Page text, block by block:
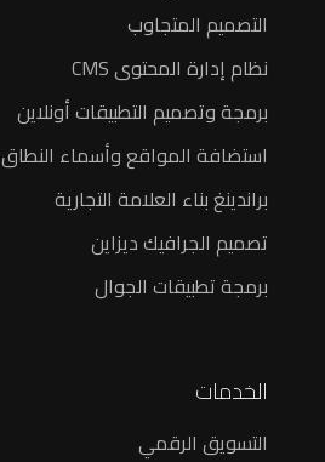
التصميم المتجاوب
نظام إدارة المحتوى CMS
برمجة وتصميم التطبيقات أونلاين
استضافة المواقع وأسماء النطاق
براندينغ بناء العلامة التجارية
تصميم الجرافيك ديزاين
برمجة تطبيقات الجوال
الخدمات
التسويق الرقمي